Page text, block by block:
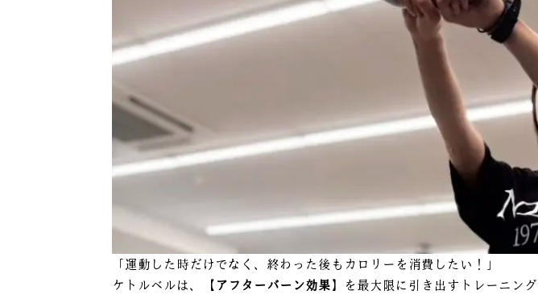
「運動した時だけでなく、終わった後もカロリーを消費したい！」
ケトルベルは、
【アフターバーン効果】 を最大限に引き出すトレーニング